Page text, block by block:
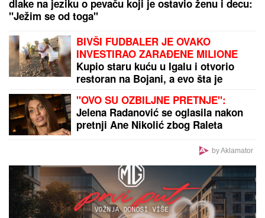
TRAMP U RATU SA PRAVOSUĐEM:Blokirali mu
projekat u Beloj kući, stigao žestok odgovor
PREPORUKA ZA VAS